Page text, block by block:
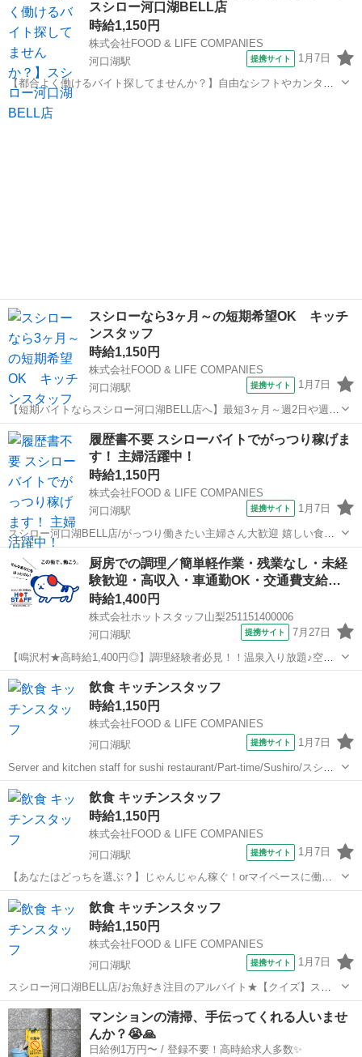
がいい」 「給料が増えたら嬉...スシロー河口湖BELL店
時給1,150円
株式会社FOOD & LIFE COMPANIES
河口湖駅
提携サイト 1月7日
【都合よく働けるバイト探してませんか？】自由なシフトやカンタン
対応多め/スシロー河口湖BELL店/給与前払い制度あり 【あなたがバイ
ト先に求めることはなんですか？】 「働きたい時に働く自由なシフト
山梨
スシローなら3ヶ月～の短期希望OK キッチ
ンスタッフ
時給1,150円
株式会社FOOD & LIFE COMPANIES
河口湖駅
提携サイト 1月7日
【短期バイトならスシロー河口湖BELL店へ】最短3ヶ月～週2日や週3
日勤務OK/キッチンスタッフ/給与前払い制度あり 【短期のアルバイト
探してませんか？】 「夏までなど一定期間で」 「内定先で働き始める
まで」 「目標金額が貯...
山梨 南都留郡 河口湖駅 キッチン
履歴書不要 スシローバイトでがっつり稼げま
す！ 主婦活躍中！
時給1,150円
株式会社FOOD & LIFE COMPANIES
河口湖駅
提携サイト 1月7日
スシロー河口湖BELL店/がっつり働きたい主婦さん大歓迎 嬉しい食事
補助（30％OFF）/給与前払い制度あり 仕事内容は手順が明確で簡単な
ので、未経験の方でも安心して対応できる内容です♪ 1日3時間から
OK！ ご自身の生活...
山梨 南都留郡 河口湖駅 キッチン
厨房での調理／簡単軽作業・残業なし・未経
験歓迎・高収入・車通勤OK・交通費支給…
時給1,400円
株式会社ホットスタッフ山梨251151400006
河口湖駅
提携サイト 7月27日
【鳴沢村★高時給1,400円◎】調理経験者必見！！温泉入り放題♪空調
完備◎きれいな職場で快適◎残業なし◎厨房での調理スタッフ募集！
《 厨房での調理業務全般 》 厨房での調理業務全般をお願いしま
す！ レシピがあるので...
山梨 南都留郡 河口湖駅 飲食
飲食 キッチンスタッフ
時給1,150円
株式会社FOOD & LIFE COMPANIES
河口湖駅
提携サイト 1月7日
Server and kitchen staff for sushi restaurant/Part-time/Sushiro/スシロ
ー河口湖BELL店/給与前払い制度あり You will learn about Japa...
山梨 南都留郡 河口湖駅 キッチン
飲食 キッチンスタッフ
時給1,150円
株式会社FOOD & LIFE COMPANIES
河口湖駅
提携サイト 1月7日
【あなたはどっちを選ぶ？】じゃんじゃん稼ぐ！orマイペースに働く/
スシロー河口湖BELL店/給与前払い制度あり 【週2日勤務から週5日勤
務まで選べるシフト】 稼ぎたい方は月収15万以上や20万円以上が可
能！※店舗により異なり...
山梨 南都留郡 河口湖駅 レストラン
飲食 キッチンスタッフ
時給1,150円
株式会社FOOD & LIFE COMPANIES
河口湖駅
提携サイト 1月7日
スシロー河口湖BELL店/お魚好き注目のアルバイト★【クイズ】スシ
ロー人気上位のはまちってどんな魚？/給与前払い制度あり 人気ネタラ
ンキングでも2位と絶大な人気を誇る定番メニュー「はまち」！実は出
生魚代表のブリの別名なんです...
山梨 南都留郡 キッチン
マンションの清掃、手伝ってくれる人いませ
んか？😭🙏
日給例1万円〜 / 登録不要！高時給求人多数✨